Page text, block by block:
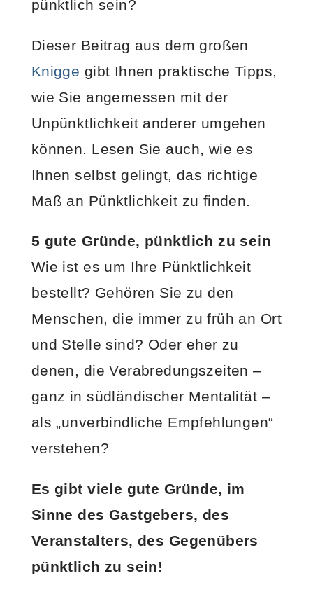
pünktlich sein?
Dieser Beitrag aus dem großen
Knigge gibt Ihnen praktische Tipps,
wie Sie angemessen mit der
Unpünktlichkeit anderer umgehen
können. Lesen Sie auch, wie es
Ihnen selbst gelingt, das richtige
Maß an Pünktlichkeit zu finden.
5 gute Gründe, pünktlich zu sein
Wie ist es um Ihre Pünktlichkeit
bestellt? Gehören Sie zu den
Menschen, die immer zu früh an Ort
und Stelle sind? Oder eher zu
denen, die Verabredungszeiten –
ganz in südländischer Mentalität –
als „unverbindliche Empfehlungen“
verstehen?
Es gibt viele gute Gründe, im
Sinne des Gastgebers, des
Veranstalters, des Gegenübers
pünktlich zu sein!